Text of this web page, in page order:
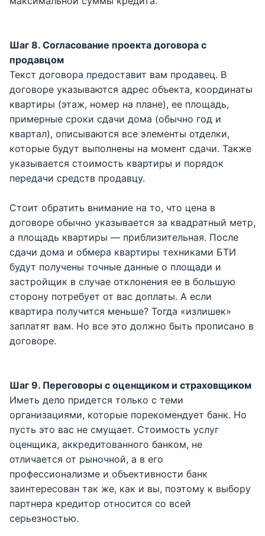
Шаг 8. Согласование проекта договора с
продавцом
Текст договора предоставит вам продавец. В
договоре указываются адрес объекта, координаты
квартиры (этаж, номер на плане), ее площадь,
примерные сроки сдачи дома (обычно год и
квартал), описываются все элементы отделки,
которые будут выполнены на момент сдачи. Также
указывается стоимость квартиры и порядок
передачи средств продавцу.
Стоит обратить внимание на то, что цена в
договоре обычно указывается за квадратный метр,
а площадь квартиры — приблизительная. После
сдачи дома и обмера квартиры техниками БТИ
будут получены точные данные о площади и
застройщик в случае отклонения ее в большую
сторону потребует от вас доплаты. А если
квартира получится меньше? Тогда «излишек»
заплатят вам. Но все это должно быть прописано в
договоре.
Шаг 9. Переговоры с оценщиком и страховщиком
Иметь дело придется только с теми
организациями, которые порекомендует банк. Но
пусть это вас не смущает. Стоимость услуг
оценщика, аккредитованного банком, не
отличается от рыночной, а в его
профессионализме и объективности банк
заинтересован так же, как и вы, поэтому к выбору
партнера кредитор относится со всей
серьезностью.